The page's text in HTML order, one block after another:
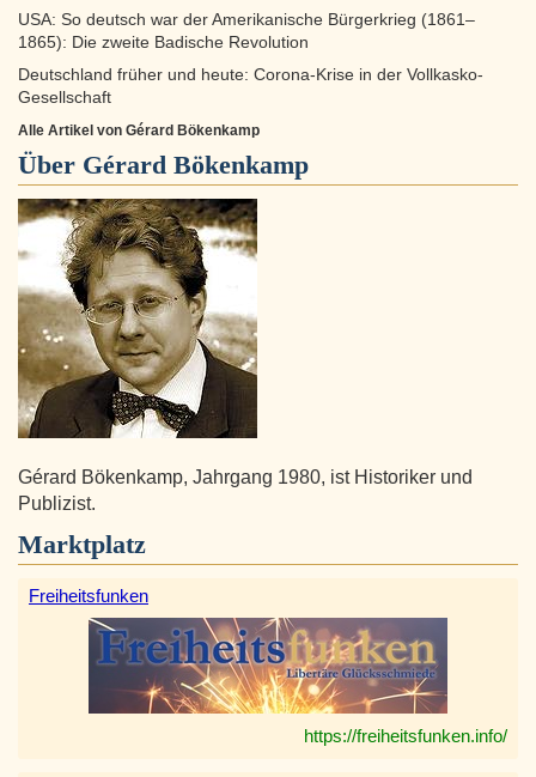
USA: So deutsch war der Amerikanische Bürgerkrieg (1861–
1865): Die zweite Badische Revolution
Deutschland früher und heute: Corona-Krise in der Vollkasko-
Gesellschaft
Alle Artikel von Gérard Bökenkamp
Über Gérard Bökenkamp
Gérard Bökenkamp, Jahrgang 1980, ist Historiker und
Publizist.
Marktplatz
Freiheitsfunken
https://freiheitsfunken.info/